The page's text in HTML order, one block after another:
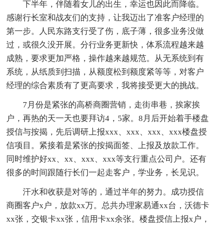
下半年，伴随着女儿的出生，幸运也因此而降临。
感谢行长室和战友们的支持，让我迈出了准客户经理的
第一步。人民东路支行受了伤，底子薄，很多业务没做
过，或很久没开展。分行业务更新快，体系流程越来越
成熟，要求更加严格，操作越来越规范。从无系统到有
系统，从纸质到扫描，从额度松到额度紧等等，对客户
经理的综合素质有了更高要求，我将接受更大的挑战。
7月份是紧张的高桥商圈营销，走街串巷，挨家挨
户，再热的天一天也要拜访4，5家。8月后开始着手楼盘
授信与按揭，先后调研上报xxx、xxx、xxx、xxx楼盘授
信项目。紧接着是紧张的按揭面签、上报及放款工作。
同时维护好xx、xx、xxx、xxx等支行重点公司户。还有
很多的时间跟随行长们一起走客户，学业务，长见识。
汗水和收获是对等的，通过半年的努力。成功授信
商圈客户x户，放款xx万。总共办理家易通xx台，沃德卡
xx张，交银卡xx张，信用卡xx余张。楼盘授信上报x户，